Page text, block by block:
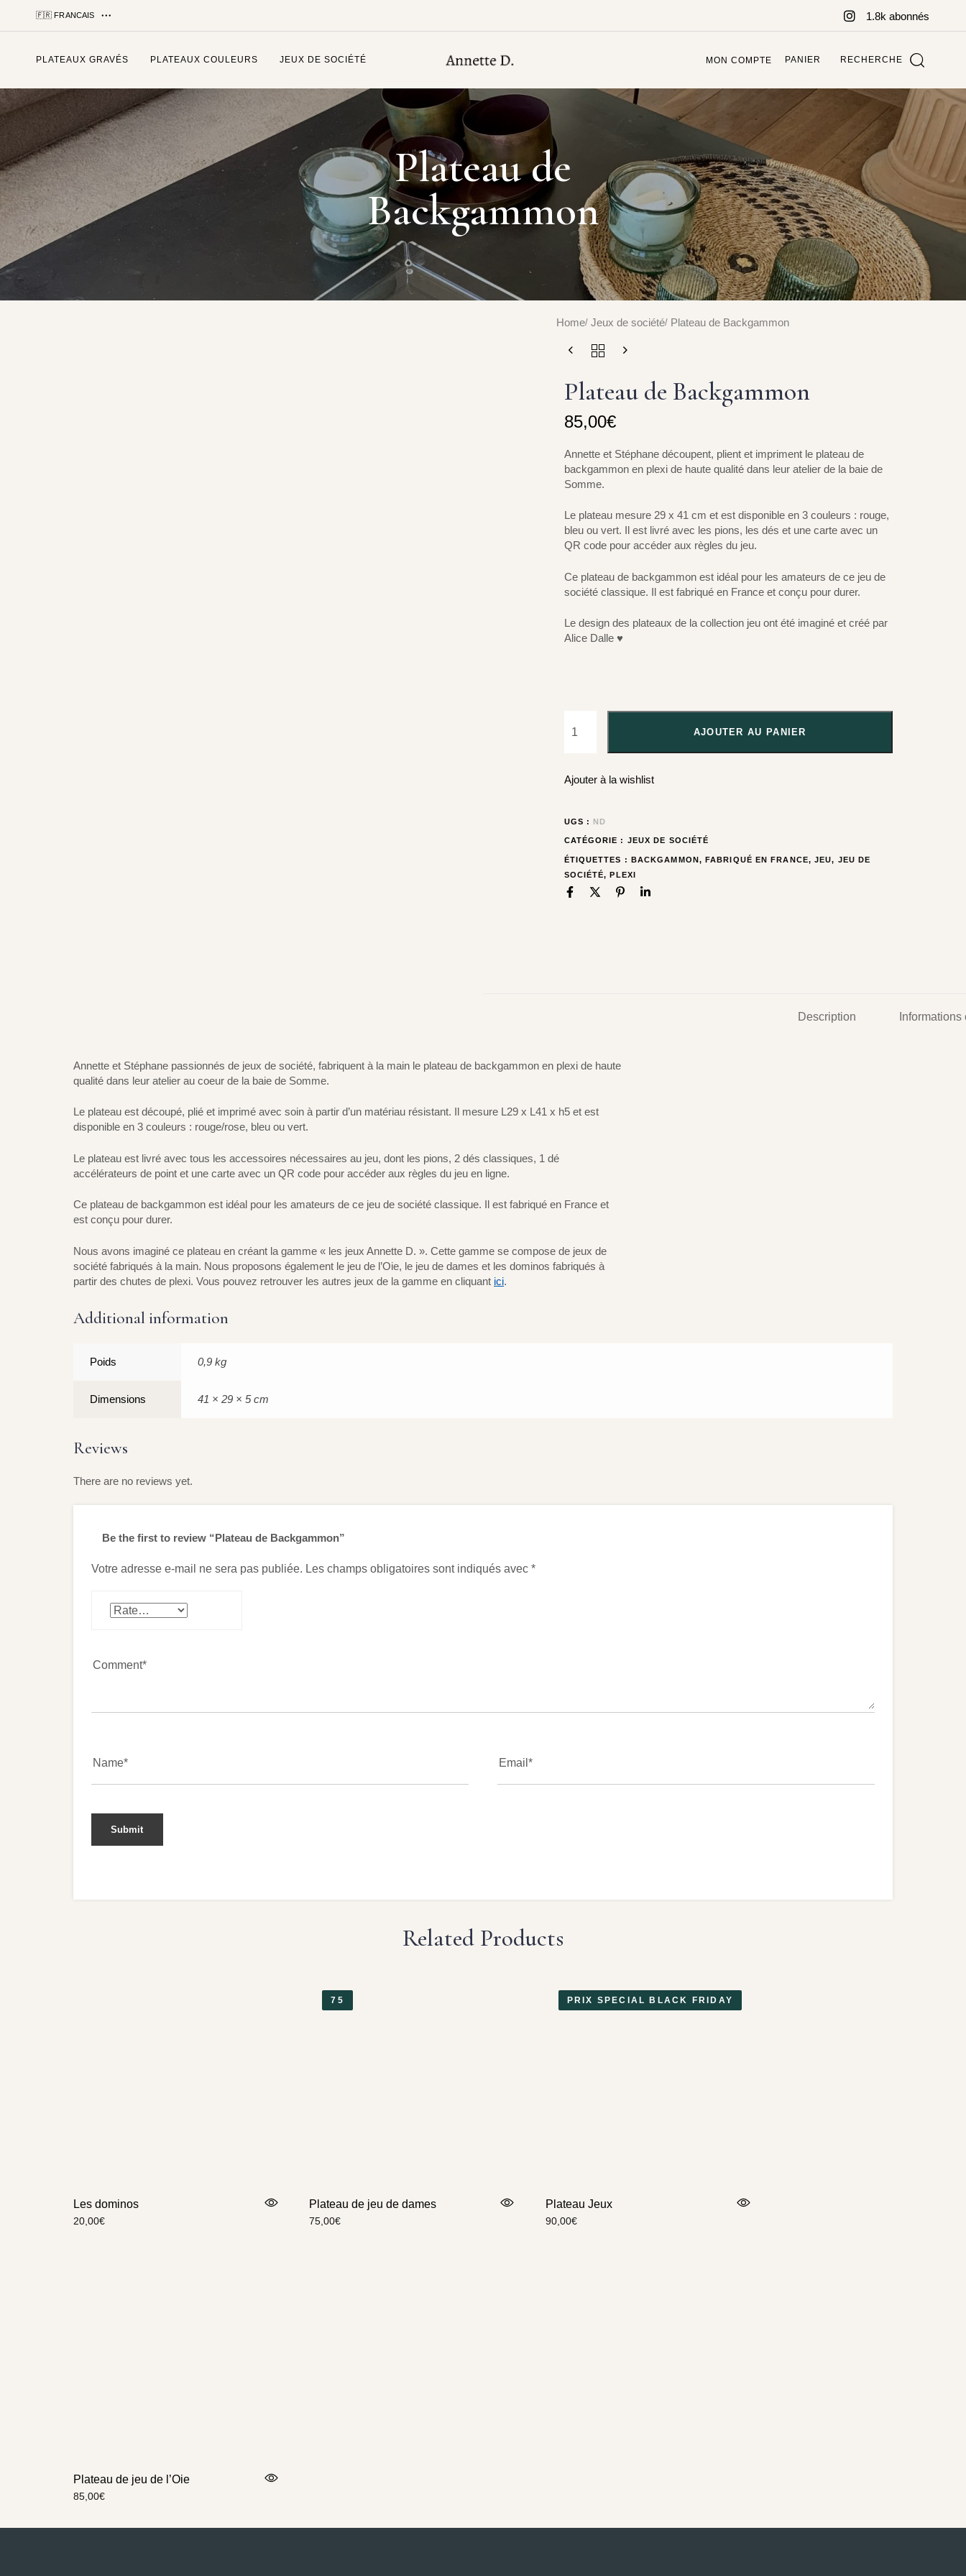
🇫🇷 FRANCAIS 1.8k abonnés
PLATEAUX GRAVÉS PLATEAUX COULEURS JEUX DE SOCIÉTÉ MON COMPTE PANIER RECHERCHE
Tapez et appuyez sur entrée
Plateau de
Backgammon
Home Jeux de société Plateau de Backgammon
Plateau de Backgammon
85,00€
Annette et Stéphane découpent, plient et impriment le plateau de
backgammon en plexi de haute qualité dans leur atelier de la baie de
Somme.
Le plateau mesure 29 x 41 cm et est disponible en 3 couleurs : rouge,
bleu ou vert. Il est livré avec les pions, les dés et une carte avec un
QR code pour accéder aux règles du jeu.
Ce plateau de backgammon est idéal pour les amateurs de ce jeu de
société classique. Il est fabriqué en France et conçu pour durer.
Le design des plateaux de la collection jeu ont été imaginé et créé par
Alice Dalle ♥️
AJOUTER AU PANIER
Ajouter à la wishlist
UGS : ND
CATÉGORIE : JEUX DE SOCIÉTÉ
ÉTIQUETTES : BACKGAMMON,FABRIQUÉ EN FRANCE,JEU, JEU DE
SOCIÉTÉ,PLEXI
Description
Annette et Stéphane passionnés de jeux de société, fabriquent à la main le plateau de backgammon en plexi de haute
qualité dans leur atelier au coeur de la baie de Somme.
Le plateau est découpé, plié et imprimé avec soin à partir d’un matériau résistant. Il mesure L29 x L41 x h5 et est
disponible en 3 couleurs : rouge/rose, bleu ou vert.
Le plateau est livré avec tous les accessoires nécessaires au jeu, dont les pions, 2 dés classiques, 1 dé
accélérateurs de point et une carte avec un QR code pour accéder aux règles du jeu en ligne.
Ce plateau de backgammon est idéal pour les amateurs de ce jeu de société classique. Il est fabriqué en France et
est conçu pour durer.
Nous avons imaginé ce plateau en créant la gamme « les jeux Annette D. ». Cette gamme se compose de jeux de
société fabriqués à la main. Nous proposons également le jeu de l’Oie, le jeu de dames et les dominos fabriqués à
partir des chutes de plexi. Vous pouvez retrouver les autres jeux de la gamme en cliquant ici.
Additional information
Poids 0,9 kg
Dimensions 41 × 29 × 5 cm
Reviews
There are no reviews yet.
Be the first to review “Plateau de Backgammon”
Votre adresse e-mail ne sera pas publiée. Les champs obligatoires sont indiqués avec *
Related Products
Les dominos
20,00€
75
Plateau de jeu de dames
75,00€
PRIX SPECIAL BLACK FRIDAY
Plateau Jeux
90,00€
Plateau de jeu de l’Oie
85,00€